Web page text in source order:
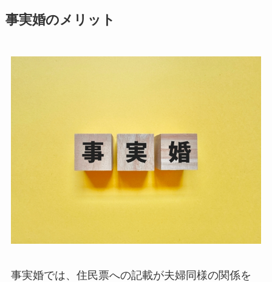
事実婚のメリット
事実婚では、住民票への記載が夫婦同様の関係を